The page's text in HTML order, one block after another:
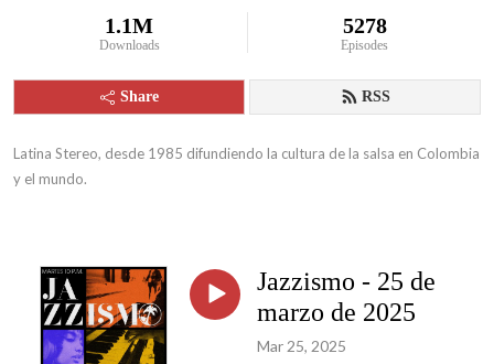
1.1M
Downloads
5278
Episodes
Share RSS
Latina Stereo, desde 1985 difundiendo la cultura de la salsa en Colombia
y el mundo.
Jazzismo - 25 de
marzo de 2025
Mar 25, 2025